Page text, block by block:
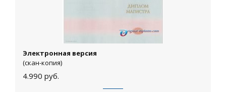
Электронная версия
(скан-копия)
4.990 руб.